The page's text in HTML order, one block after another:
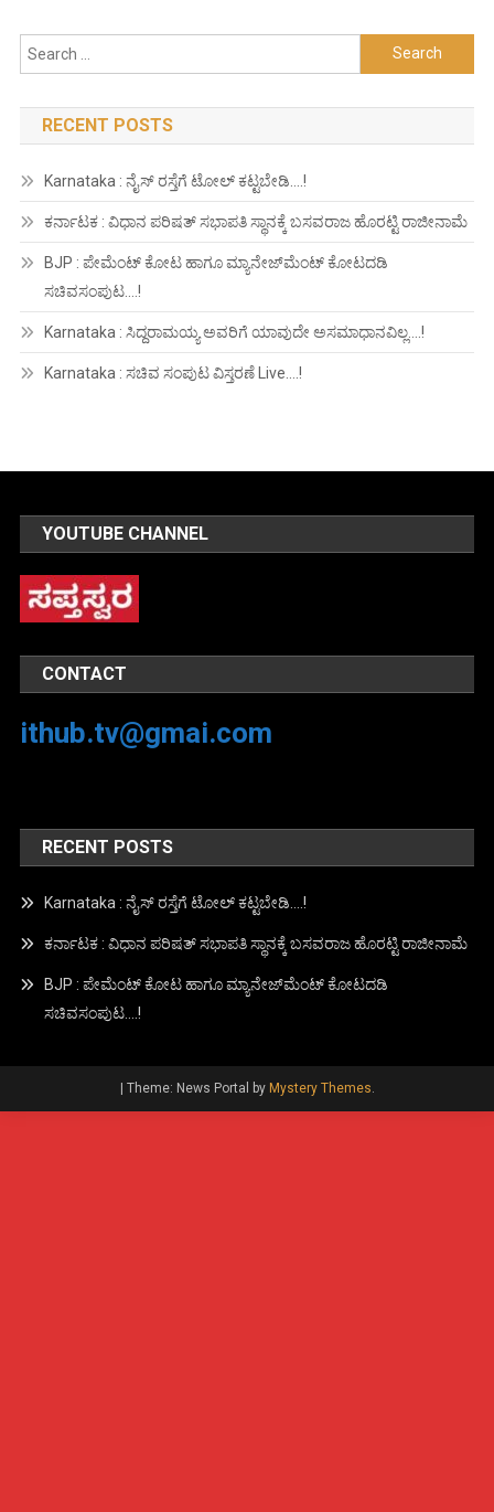
Search
for:
RECENT POSTS
Karnataka : ನೈಸ್ ರಸ್ತೆಗೆ ಟೋಲ್ ಕಟ್ಟಬೇಡಿ….!
ಕರ್ನಾಟಕ : ವಿಧಾನ ಪರಿಷತ್ ಸಭಾಪತಿ ಸ್ಥಾನಕ್ಕೆ ಬಸವರಾಜ ಹೊರಟ್ಟಿ ರಾಜೀನಾಮೆ
BJP : ಪೇಮೆಂಟ್ ಕೋಟ ಹಾಗೂ ಮ್ಯಾನೇಜ್‍ಮೆಂಟ್ ಕೋಟದಡಿ
ಸಚಿವಸಂಪುಟ….!
Karnataka : ಸಿದ್ದರಾಮಯ್ಯ ಅವರಿಗೆ ಯಾವುದೇ ಅಸಮಾಧಾನವಿಲ್ಲ….!
Karnataka : ಸಚಿವ ಸಂಪುಟ ವಿಸ್ತರಣೆ Live….!
YOUTUBE CHANNEL
CONTACT
ithub.tv@gmai.com
RECENT POSTS
Karnataka : ನೈಸ್ ರಸ್ತೆಗೆ ಟೋಲ್ ಕಟ್ಟಬೇಡಿ….!
ಕರ್ನಾಟಕ : ವಿಧಾನ ಪರಿಷತ್ ಸಭಾಪತಿ ಸ್ಥಾನಕ್ಕೆ ಬಸವರಾಜ ಹೊರಟ್ಟಿ ರಾಜೀನಾಮೆ
BJP : ಪೇಮೆಂಟ್ ಕೋಟ ಹಾಗೂ ಮ್ಯಾನೇಜ್‍ಮೆಂಟ್ ಕೋಟದಡಿ
ಸಚಿವಸಂಪುಟ….!
| Theme: News Portal by Mystery Themes